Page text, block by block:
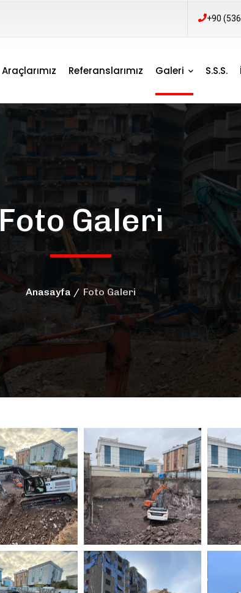
+90
Araçlarımız Referanslarımız Galeri S.S.S.
Foto Galeri
Anasayfa Foto Galeri